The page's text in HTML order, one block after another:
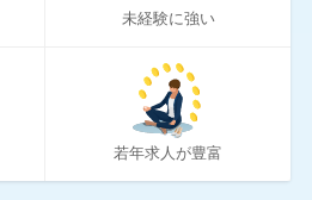
未経験に強い
若年求人が豊富